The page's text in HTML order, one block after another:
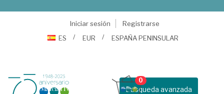
Iniciar sesión
Registrarse
ES
EUR ESPAÑA PENINSULAR
Busqueda avanzada
0